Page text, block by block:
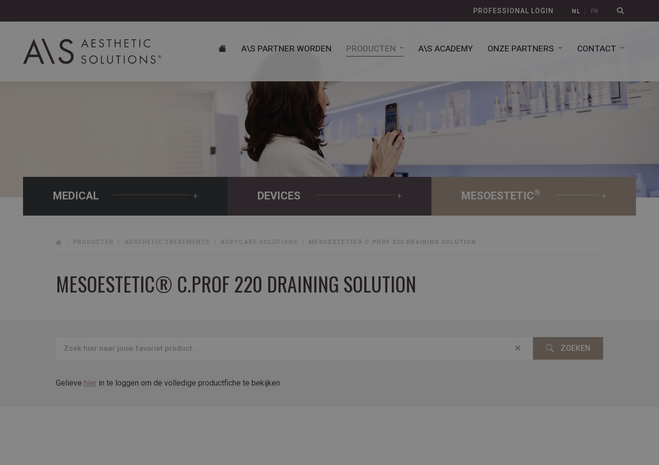
PROFESSIONAL LOGIN NL FR
A\S PARTNER WORDEN PRODUCTEN A\S ACADEMY ONZE PARTNERS CONTACT
MEDICAL + DEVICES + MESOESTETIC® +
PRODUCTEN AESTHETIC TREATMENTS BODYCARE SOLUTIONS MESOESTETIC® C.PROF 220 DRAINING SOLUTION
MESOESTETIC® C.PROF 220 DRAINING SOLUTION
ZOEKEN
Gelieve hier in te loggen om de volledige productfiche te bekijken